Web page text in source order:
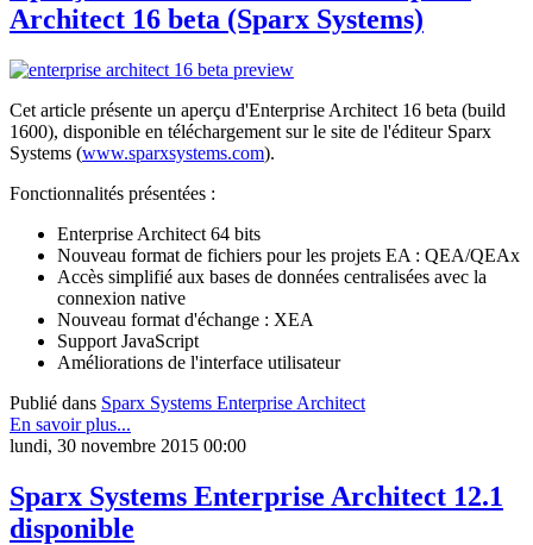
Architect 16 beta (Sparx Systems)
Cet article présente un aperçu d'Enterprise Architect 16 beta (build
1600), disponible en téléchargement sur le site de l'éditeur Sparx
Systems (www.sparxsystems.com).
Fonctionnalités présentées :
Enterprise Architect 64 bits
Nouveau format de fichiers pour les projets EA : QEA/QEAx
Accès simplifié aux bases de données centralisées avec la
connexion native
Nouveau format d'échange : XEA
Support JavaScript
Améliorations de l'interface utilisateur
Publié dans Sparx Systems Enterprise Architect
En savoir plus...
lundi, 30 novembre 2015 00:00
Sparx Systems Enterprise Architect 12.1
disponible